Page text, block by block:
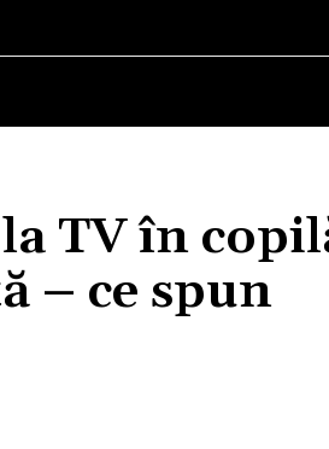
TV în
– ce spun